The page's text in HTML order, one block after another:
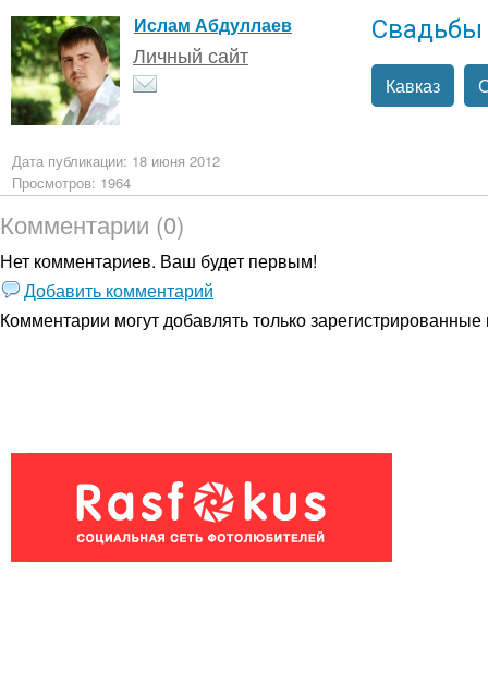
Ислам Абдуллаев
Личный сайт
Свадьбы
Кавказ
Дата публикации: 18 июня 2012
Просмотров: 1964
Комментарии (0)
Нет комментариев. Ваш будет первым!
Добавить комментарий
Комментарии могут добавлять толькозарегистрированные